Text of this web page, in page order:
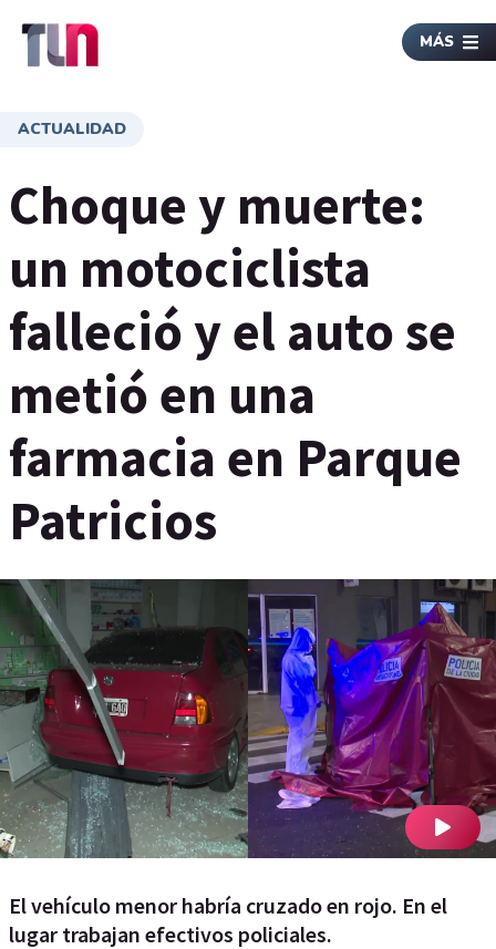
MÁS
ACTUALIDAD
Choque y muerte:
un motociclista
falleció y el auto se
metió en una
farmacia en Parque
Patricios
El vehículo menor habría cruzado en rojo. En el
lugar trabajan efectivos policiales.